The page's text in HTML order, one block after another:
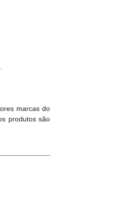
marcas do
produtos são